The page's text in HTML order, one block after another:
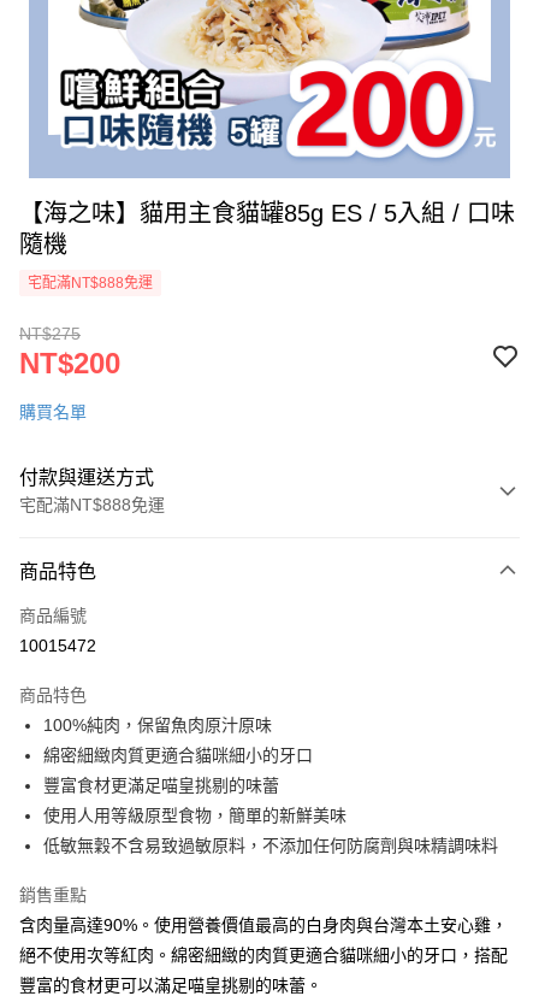
【海之味】貓用主食貓罐85g ES / 5入組 / 口味
隨機
宅配滿NT$888免運
NT$275
NT$200
購買名單
付款與運送方式
宅配滿NT$888免運
信用卡一次付款
LINE Pay
運送方式
宅配
每筆NT$100，滿NT$888(含以上)免運費
商品特色
商品編號
10015472
商品特色
100%純肉，保留魚肉原汁原味
綿密細緻肉質更適合貓咪細小的牙口
豐富食材更滿足喵皇挑剔的味蕾
使用人用等級原型食物，簡單的新鮮美味
低敏無穀不含易致過敏原料，不添加任何防腐劑與味精調味料
銷售重點
含肉量高達90%。使用營養價值最高的白身肉與台灣本土安心雞，
絕不使用次等紅肉。綿密細緻的肉質更適合貓咪細小的牙口，搭配
豐富的食材更可以滿足喵皇挑剔的味蕾。